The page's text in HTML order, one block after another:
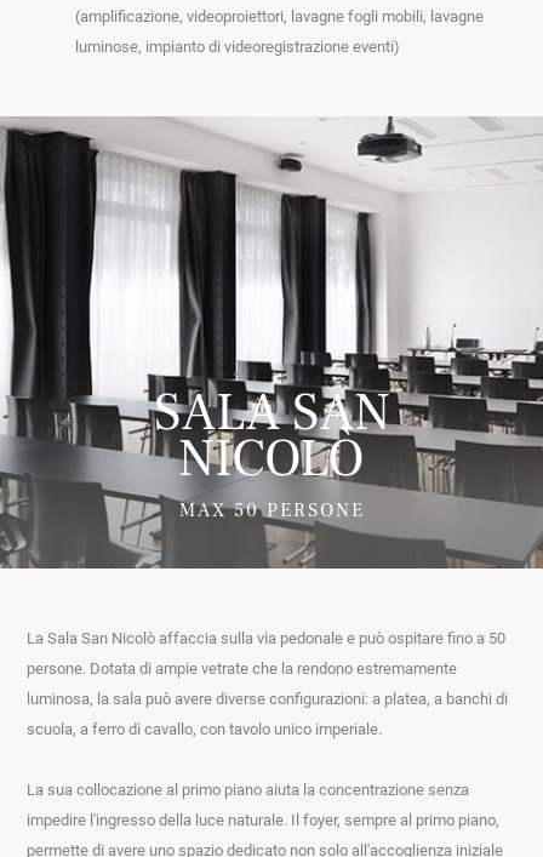
(amplificazione, videoproiettori, lavagne fogli mobili, lavagne
luminose, impianto di videoregistrazione eventi)
SALA SAN
NICOLÒ
MAX 50 PERSONE
La Sala San Nicolò affaccia sulla via pedonale e può ospitare fino a 50
persone. Dotata di ampie vetrate che la rendono estremamente
luminosa, la sala può avere diverse configurazioni: a platea, a banchi di
scuola, a ferro di cavallo, con tavolo unico imperiale.
La sua collocazione al primo piano aiuta la concentrazione senza
impedire l'ingresso della luce naturale. Il foyer, sempre al primo piano,
permette di avere uno spazio dedicato non solo all'accoglienza iniziale